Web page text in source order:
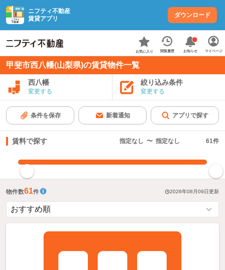
ニフティ不動産
賃貸アプリ
ダウンロード
お気に入り 閲覧履歴 お知らせ マイページ
甲斐市西八幡(山梨県)の賃貸物件一覧
西八幡
変更する
絞り込み条件
変更する
条件を保存 新着通知 アプリで探す
賃料で探す 指定なし 〜 指定なし 61件
物件数61件 2026年08月09日更新